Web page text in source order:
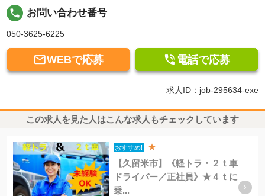
local_phone お問い合わせ番号
050-3625-6225
WEBで応募  電話で応募
求人ID：job-295634-exe
この求人を見た人はこんな求人もチェックしています
おすすめ! ★
【久留米市】《軽トラ・２ｔ車
ドライバー／正社員》★４ｔに
乗...